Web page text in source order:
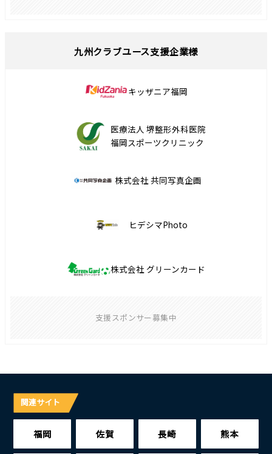
九州クラブユース支援企業様
キッザニア福岡
医療法人 堺整形外科医院
福岡スポーツクリニック
株式会社 共同写真企画
ヒデシマPhoto
株式会社 グリーンカード
支援スポンサー募集中
関連サイト
福岡 佐賀 長崎 熊本